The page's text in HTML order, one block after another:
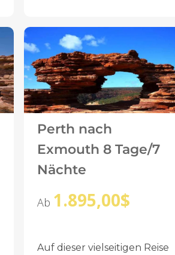
Perth nach
Exmouth 8 Tage/7
Nächte
Ab 1.895,00$
Auf dieser vielseitigen Reise